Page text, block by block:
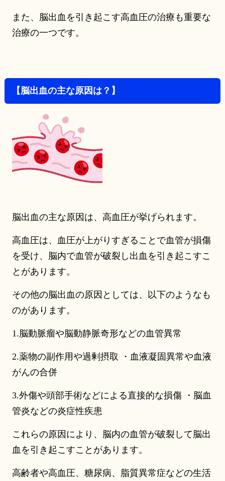
また、脳出血を引き起こす高血圧の治療も重要な
治療の一つです。
【脳出血の主な原因は？】
脳出血の主な原因は、高血圧が挙げられます。
高血圧は、血圧が上がりすぎることで血管が損傷
を受け、脳内で血管が破裂し出血を引き起こすこ
とがあります。
その他の脳出血の原因としては、以下のようなも
のがあります。
1.脳動脈瘤や脳動静脈奇形などの血管異常
2.薬物の副作用や過剰摂取 ・血液凝固異常や血液
がんの合併
3.外傷や頭部手術などによる直接的な損傷 ・脳血
管炎などの炎症性疾患
これらの原因により、脳内の血管が破裂して脳出
血を引き起こすことがあります。
高齢者や高血圧、糖尿病、脂質異常症などの生活